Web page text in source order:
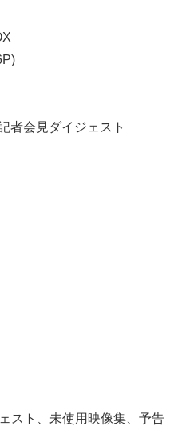
者会見ダイジェスト
スト、未使用映像集、予告